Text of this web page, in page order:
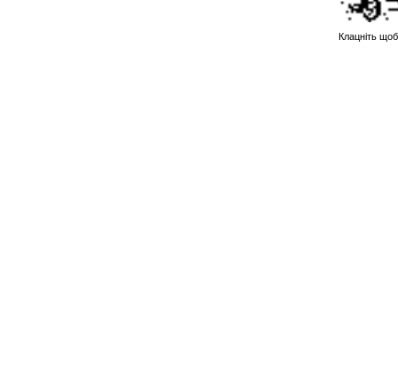
Клацніть